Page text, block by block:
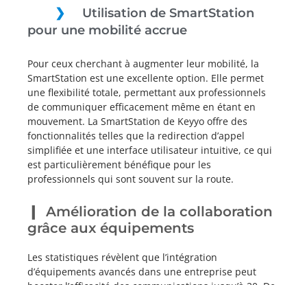
Utilisation de SmartStation
pour une mobilité accrue
Pour ceux cherchant à augmenter leur mobilité, la
SmartStation est une excellente option. Elle permet
une flexibilité totale, permettant aux professionnels
de communiquer efficacement même en étant en
mouvement. La SmartStation de Keyyo offre des
fonctionnalités telles que la redirection d’appel
simplifiée et une interface utilisateur intuitive, ce qui
est particulièrement bénéfique pour les
professionnels qui sont souvent sur la route.
Amélioration de la collaboration
grâce aux équipements
Les statistiques révèlent que l’intégration
d’équipements avancés dans une entreprise peut